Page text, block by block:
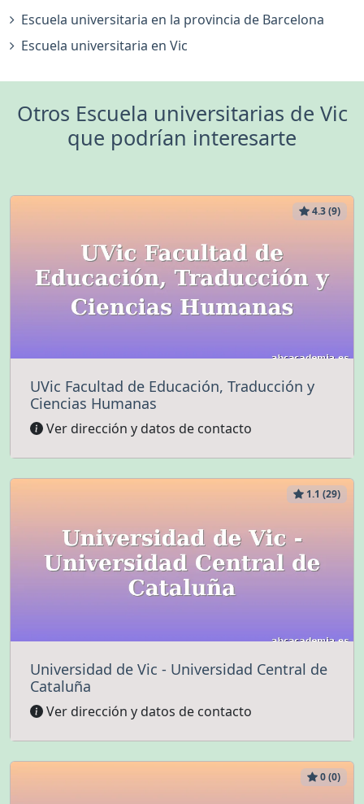
Escuela universitaria en la provincia de Barcelona
Escuela universitaria en Vic
Otros Escuela universitarias de Vic
que podrían interesarte
4.3 (9)
UVic Facultad de Educación, Traducción y
Ciencias Humanas
Ver dirección y datos de contacto
1.1 (29)
Universidad de Vic - Universidad Central de
Cataluña
Ver dirección y datos de contacto
0 (0)